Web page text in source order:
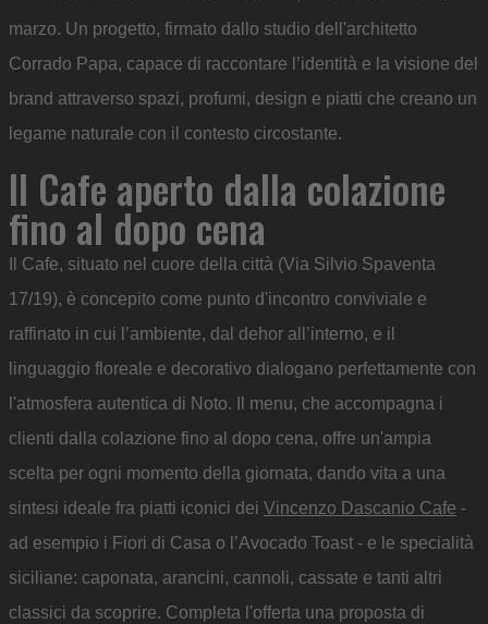
marzo. Un progetto, firmato dallo studio dell'architetto
Corrado Papa, capace di raccontare l’identità e la visione del
brand attraverso spazi, profumi, design e piatti che creano un
legame naturale con il contesto circostante.
Il Cafe aperto dalla colazione
fino al dopo cena
Il Cafe, situato nel cuore della città (Via Silvio Spaventa
17/19), è concepito come punto d'incontro conviviale e
raffinato in cui l’ambiente, dal dehor all’interno, e il
linguaggio floreale e decorativo dialogano perfettamente con
l'atmosfera autentica di Noto. Il menu, che accompagna i
clienti dalla colazione fino al dopo cena, offre un'ampia
scelta per ogni momento della giornata, dando vita a una
sintesi ideale fra piatti iconici dei Vincenzo Dascanio Cafe -
ad esempio i Fiori di Casa o l’Avocado Toast - e le specialità
siciliane: caponata, arancini, cannoli, cassate e tanti altri
classici da scoprire. Completa l'offerta una proposta di